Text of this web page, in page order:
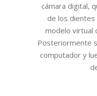
cámara digital,
de los dientes
modelo virtual
Posteriormente
computador y